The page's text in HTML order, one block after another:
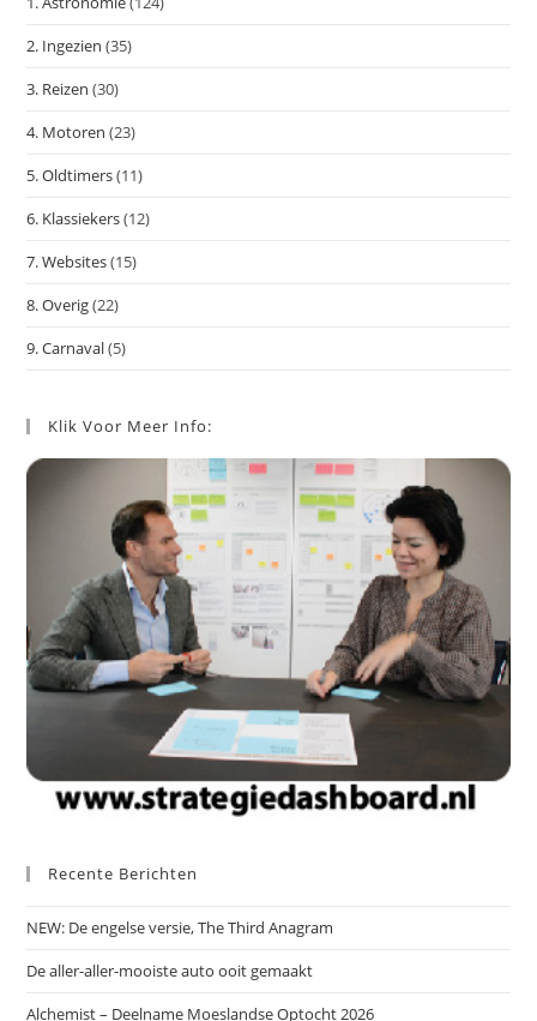
2. Ingezien (35)
3. Reizen (30)
4. Motoren (23)
5. Oldtimers(11)
6. Klassiekers(12)
7. Websites(15)
8. Overig(22)
9. Carnaval(5)
Klik Voor Meer Info:
Recente Berichten
NEW: De engelse versie, The Third Anagram
De aller-aller-mooiste auto ooit gemaakt
Alchemist – Deelname Moeslandse Optocht 2026